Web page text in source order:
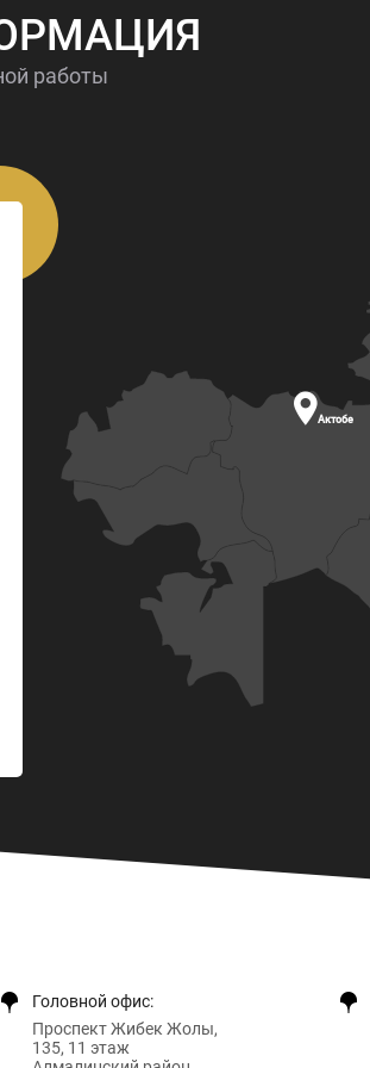
работы
Актобе
Головной офис:
Проспект Жибек Жолы,
135, 11 этаж